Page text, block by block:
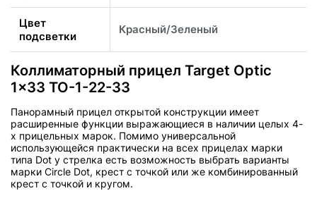
Цвет
подсветки
Красный/Зеленый
Коллиматорный прицел Target Optic
1x33 TO-1-22-33
Панорамный прицел открытой конструкции имеет
расширенные функции выражающиеся в наличии целых 4-
х прицельных марок. Помимо универсальной
использующейся практически на всех прицелах марки
типа Dot у стрелка есть возможность выбрать варианты
марки Circle Dot, крест с точкой или же комбинированный
крест с точкой и кругом.